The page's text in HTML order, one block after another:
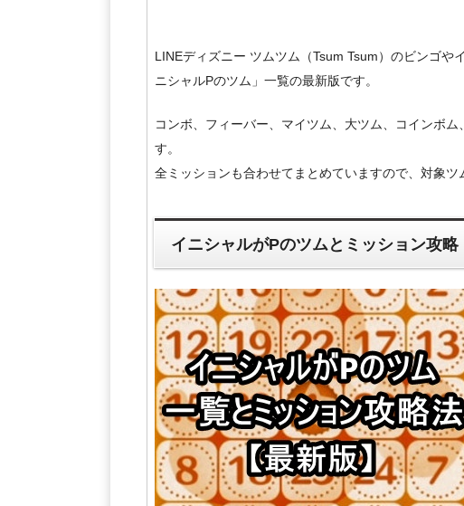
LINEディズニー ツムツム（Tsum Tsum）のビンゴや
ニシャルPのツム」一覧の最新版です。
コンボ、フィーバー、マイツム、大ツム、コインボ
す。
全ミッションも合わせてまとめていますので、対象
イニシャルがPのツムとミッション攻略